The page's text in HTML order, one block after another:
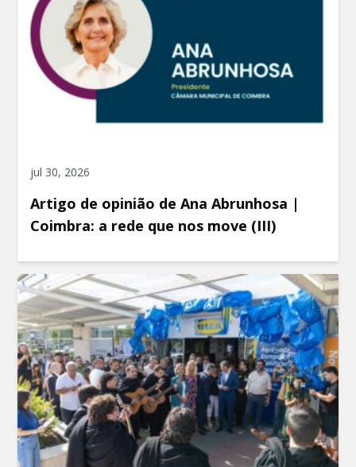
jul 30, 2026
Artigo de opinião de Ana Abrunhosa |
Coimbra: a rede que nos move (III)